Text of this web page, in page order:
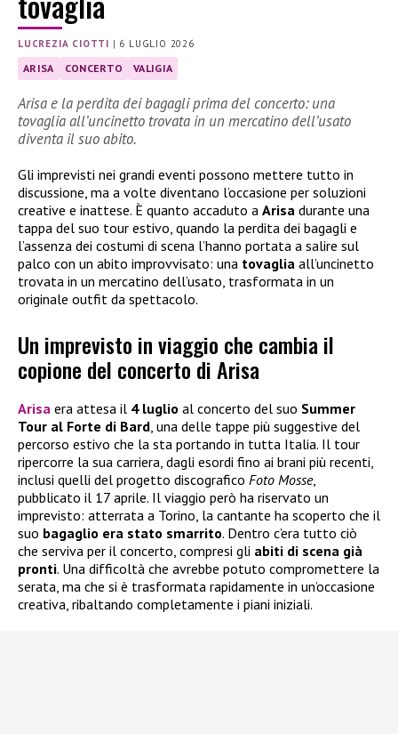
LUCREZIA CIOTTI | 6 LUGLIO 2026
ARISA CONCERTO VALIGIA
Arisa e la perdita dei bagagli prima del concerto: una
tovaglia all’uncinetto trovata in un mercatino dell’usato
diventa il suo abito.
Gli imprevisti nei grandi eventi possono mettere tutto in
discussione, ma a volte diventano l’occasione per soluzioni
creative e inattese. È quanto accaduto a Arisa durante una
tappa del suo tour estivo, quando la perdita dei bagagli e
l’assenza dei costumi di scena l’hanno portata a salire sul
palco con un abito improvvisato: una tovaglia all’uncinetto
trovata in un mercatino dell’usato, trasformata in un
originale outfit da spettacolo.
Un imprevisto in viaggio che cambia il
copione del concerto di Arisa
Arisa era attesa il 4 luglio al concerto del suo Summer
Tour al Forte di Bard , una delle tappe più suggestive del
percorso estivo che la sta portando in tutta Italia. Il tour
ripercorre la sua carriera, dagli esordi fino ai brani più recenti,
inclusi quelli del progetto discografico Foto Mosse,
pubblicato il 17 aprile. Il viaggio però ha riservato un
imprevisto: atterrata a Torino, la cantante ha scoperto che il
suo bagaglio era stato smarrito. Dentro c’era tutto ciò
che serviva per il concerto, compresi gli abiti di scena già
pronti. Una difficoltà che avrebbe potuto compromettere la
serata, ma che si è trasformata rapidamente in un’occasione
creativa, ribaltando completamente i piani iniziali.